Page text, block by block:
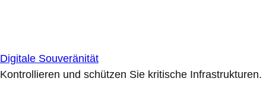
Digitale Souveränität
Kontrollieren und schützen Sie kritische Infrastrukturen.